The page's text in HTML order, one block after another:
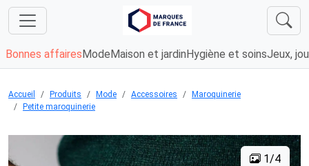
Bonnes affaires Mode Maison et jardin Hygiène et soinsJeux,
Accueil Produits Mode Accessoires
Maroquinerie
Petite maroquinerie
1/4